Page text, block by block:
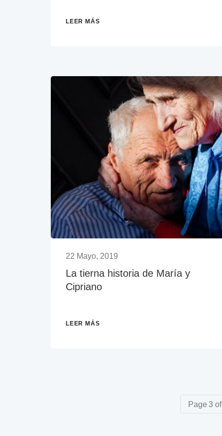
LEER MÁS
22 Mayo, 2019
La tierna historia de María y
Cipriano
LEER MÁS
Page 3